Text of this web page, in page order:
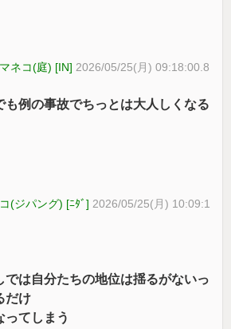
ネコ(庭) [IN] 2026/05/25(月) 09:18:00.8
も例の事故でちっとは大人しくなる
(ジパング) [ﾆﾀﾞ] 2026/05/25(月) 10:09:1
では自分たちの地位は揺るがないっ
だけ
ってしまう